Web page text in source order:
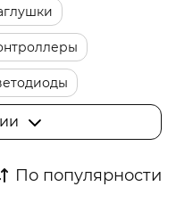
По популярности